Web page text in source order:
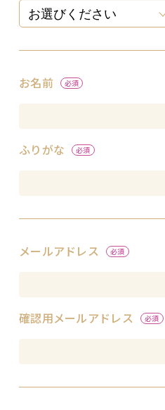
お名前
ふりがな
メールアドレス
確認用メールアドレス